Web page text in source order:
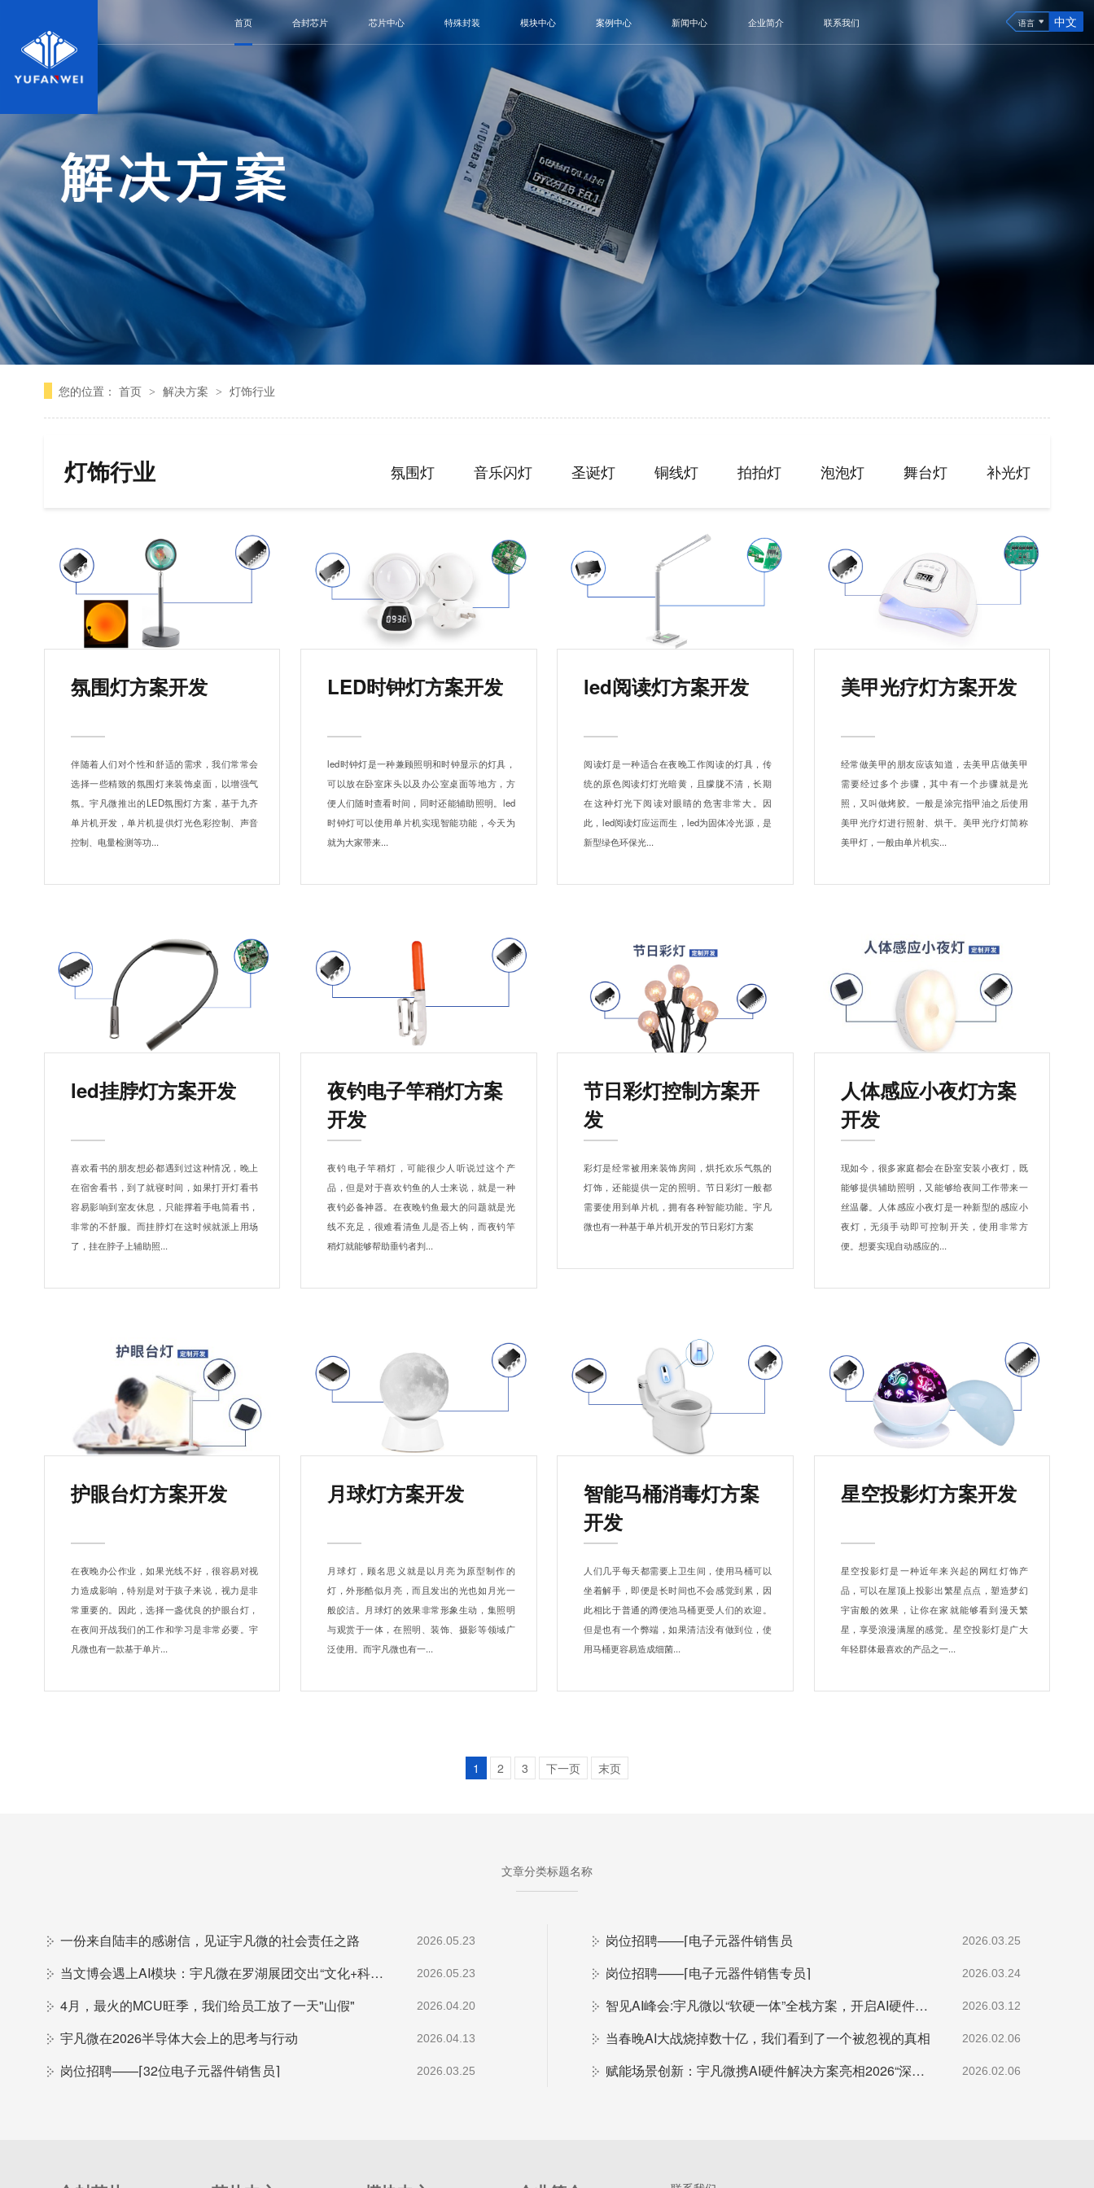
语言 中文
首页 合封芯片 芯片中心 特殊封装 模块中心 案例中心 新闻中心 企业简介 联系我们
您的位置：首页 > 解决方案 > 灯饰行业
灯饰行业 氛围灯 音乐闪灯 圣诞灯 铜线灯 拍拍灯 泡泡灯 舞台灯 补光灯
氛围灯方案开发
伴随着人们对个性和舒适的需求，我们常常会
选择一些精致的氛围灯来装饰桌面，以增强气
氛。宇凡微推出的LED氛围灯方案，基于九齐
单片机开发，单片机提供灯光色彩控制、声音
控制、电量检测等功...
LED时钟灯方案开发
led时钟灯是一种兼顾照明和时钟显示的灯具，
可以放在卧室床头以及办公室桌面等地方，方
便人们随时查看时间，同时还能辅助照明。led
时钟灯可以使用单片机实现智能功能，今天为
就为大家带来...
led阅读灯方案开发
阅读灯是一种适合在夜晚工作阅读的灯具，传
统的原色阅读灯灯光暗黄，且朦胧不清，长期
在这种灯光下阅读对眼睛的危害非常大。因
此，led阅读灯应运而生，led为固体冷光源，是
新型绿色环保光...
美甲光疗灯方案开发
经常做美甲的朋友应该知道，去美甲店做美甲
需要经过多个步骤，其中有一个步骤就是光
照，又叫做烤胶。一般是涂完指甲油之后使用
美甲光疗灯进行照射、烘干。美甲光疗灯简称
美甲灯，一般由单片机实...
led挂脖灯方案开发
喜欢看书的朋友想必都遇到过这种情况，晚上
在宿舍看书，到了就寝时间，如果打开灯看书
容易影响到室友休息，只能撑着手电筒看书，
非常的不舒服。而挂脖灯在这时候就派上用场
了，挂在脖子上辅助照...
夜钓电子竿稍灯方案
开发
夜钓电子竿稍灯，可能很少人听说过这个产
品，但是对于喜欢钓鱼的人士来说，就是一种
夜钓必备神器。在夜晚钓鱼最大的问题就是光
线不充足，很难看清鱼儿是否上钩，而夜钓竿
稍灯就能够帮助垂钓者判...
节日彩灯控制方案开
发
彩灯是经常被用来装饰房间，烘托欢乐气氛的
灯饰，还能提供一定的照明。节日彩灯一般都
需要使用到单片机，拥有各种智能功能。宇凡
微也有一种基于单片机开发的节日彩灯方案
人体感应小夜灯方案
开发
现如今，很多家庭都会在卧室安装小夜灯，既
能够提供辅助照明，又能够给夜间工作带来一
丝温馨。人体感应小夜灯是一种新型的感应小
夜灯，无须手动即可控制开关，使用非常方
便。想要实现自动感应的...
护眼台灯方案开发
在夜晚办公作业，如果光线不好，很容易对视
力造成影响，特别是对于孩子来说，视力是非
常重要的。因此，选择一盏优良的护眼台灯，
在夜间开战我们的工作和学习是非常必要。宇
凡微也有一款基于单片...
月球灯方案开发
月球灯，顾名思义就是以月亮为原型制作的
灯，外形酷似月亮，而且发出的光也如月光一
般皎洁。月球灯的效果非常形象生动，集照明
与观赏于一体，在照明、装饰、摄影等领域广
泛使用。而宇凡微也有一...
智能马桶消毒灯方案
开发
人们几乎每天都需要上卫生间，使用马桶可以
坐着解手，即便是长时间也不会感觉到累，因
此相比于普通的蹲便池马桶更受人们的欢迎。
但是也有一个弊端，如果清洁没有做到位，使
用马桶更容易造成细菌...
星空投影灯方案开发
星空投影灯是一种近年来兴起的网红灯饰产
品，可以在屋顶上投影出繁星点点，塑造梦幻
宇宙般的效果，让你在家就能够看到漫天繁
星，享受浪漫满屋的感觉。星空投影灯是广大
年轻群体最喜欢的产品之一...
1 2 3 下一页 末页
文章分类标题名称
一份来自陆丰的感谢信，见证宇凡微的社会责任之路 2026.05.23
当文博会遇上AI模块：宇凡微在罗湖展团交出“文化+科技”新答卷 2026.05.23
4月，最火的MCU旺季，我们给员工放了一天"山假" 2026.04.20
宇凡微在2026半导体大会上的思考与行动 2026.04.13
岗位招聘——⌈32位电子元器件销售员⌉ 2026.03.25
岗位招聘——⌈电子元器件销售员 2026.03.25
岗位招聘——⌈电子元器件销售专员⌉ 2026.03.24
智见AI峰会:宇凡微以“软硬一体”全栈方案，开启AI硬件落地加速度 2026.03.12
当春晚AI大战烧掉数十亿，我们看到了一个被忽视的真相 2026.02.06
赋能场景创新：宇凡微携AI硬件解决方案亮相2026“深港同心·罗湖创景”场景创新大会! 2026.02.06